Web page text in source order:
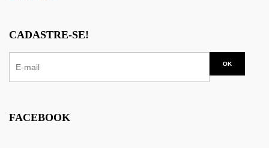
CADASTRE-SE!
FACEBOOK